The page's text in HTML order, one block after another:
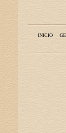
INICIO